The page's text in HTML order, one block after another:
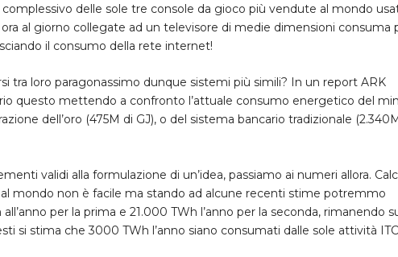
delle sole tre console da gioco più vendute al mondo
al giorno collegate ad un televisore di medie dimensioni consuma
il consumo della rete internet!
tra loro paragonassimo dunque sistemi più simili? In un report ARK
questo mettendo a confronto l’attuale consumo energetico del
dell’oro (475M di GJ), o del sistema bancario tradizionale
validi alla formulazione di un’idea, passiamo ai numeri allora.
mondo non è facile ma stando ad alcune recenti stime potremmo
per la prima e 21.000 TWh l’anno per la seconda, rimanendo
si stima che 3000 TWh l’anno siano consumati dalle sole attività